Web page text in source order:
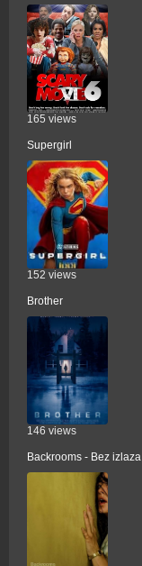
165 views
Supergirl
152 views
Brother
146 views
Backrooms - Bez izlaza